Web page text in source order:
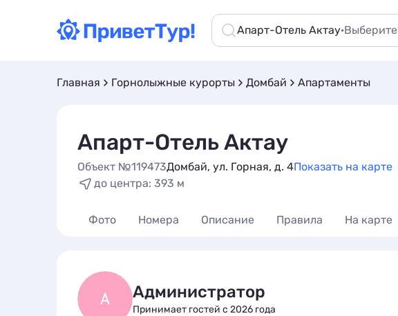
Апарт-Отель Актау·
Главная Горнолыжные курорты Домбай Апартаменты
Апарт-Отель Актау
Объект №119473Домбай, ул. Горная, д. 4Показать на карте
до центра: 393 м
Фото Номера Описание Правила На карте
А Администратор
Принимает гостей с 2026 года